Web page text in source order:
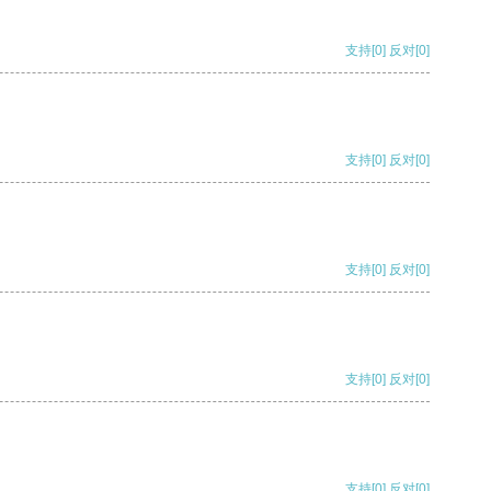
支持[0] 反对[0]
支持[0] 反对[0]
支持[0] 反对[0]
支持[0] 反对[0]